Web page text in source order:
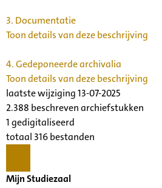
3. Documentatie
Toon details van deze beschrijving
4.Gedeponeerde archivalia
Toon details van deze beschrijving
laatste wijziging 13-07-2025
2.388 beschreven archiefstukken
1 gedigitaliseerd
totaal 316 bestanden
Mijn Studiezaal